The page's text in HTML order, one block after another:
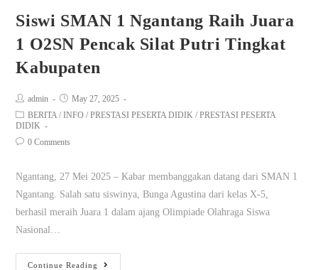
Siswi SMAN 1 Ngantang Raih Juara
1 O2SN Pencak Silat Putri Tingkat
Kabupaten
admin
May 27, 2025
BERITA / INFO / PRESTASI PESERTA DIDIK / PRESTASI PESERTA
DIDIK
0 Comments
Ngantang, 27 Mei 2025 – Kabar membanggakan datang dari SMAN 1
Ngantang. Salah satu siswinya, Bunga Agustina dari kelas X-5,
berhasil meraih Juara 1 dalam ajang Olimpiade Olahraga Siswa
Nasional…
Continue Reading